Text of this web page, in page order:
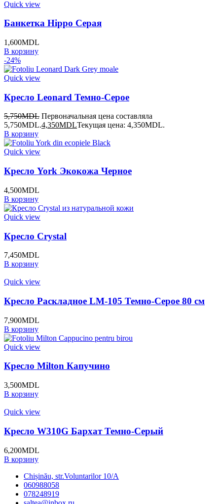
Quick view
Банкетка Hippo Серая
1,600MDL
В корзину
-24%
Quick view
Кресло Leonard Темно-Серое
5,750MDL Первоначальная цена составляла
5,750MDL.4,350MDLТекущая цена: 4,350MDL.
В корзину
Quick view
Кресло York Экокожа Черное
4,500MDL
В корзину
Quick view
Кресло Crystal
7,450MDL
В корзину
Quick view
Кресло Раскладное LM-105 Темно-Серое 80 см
7,900MDL
В корзину
Quick view
Кресло Milton Капучино
3,500MDL
В корзину
Quick view
Кресло W310G Бархат Темно-Серый
6,200MDL
В корзину
Chișinău, str.Voluntarilor 10/A
060988058
078248919